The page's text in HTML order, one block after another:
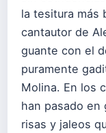
la tesitura más
cantautor de
guante con el
puramente
Molina. En los
han pasado en
risas y jaleos